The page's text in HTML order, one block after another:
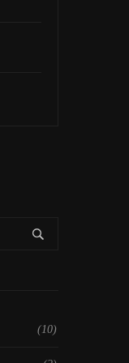
(10)